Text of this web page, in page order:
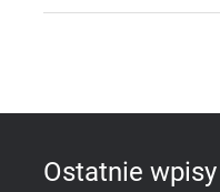
Ostatnie wpisy